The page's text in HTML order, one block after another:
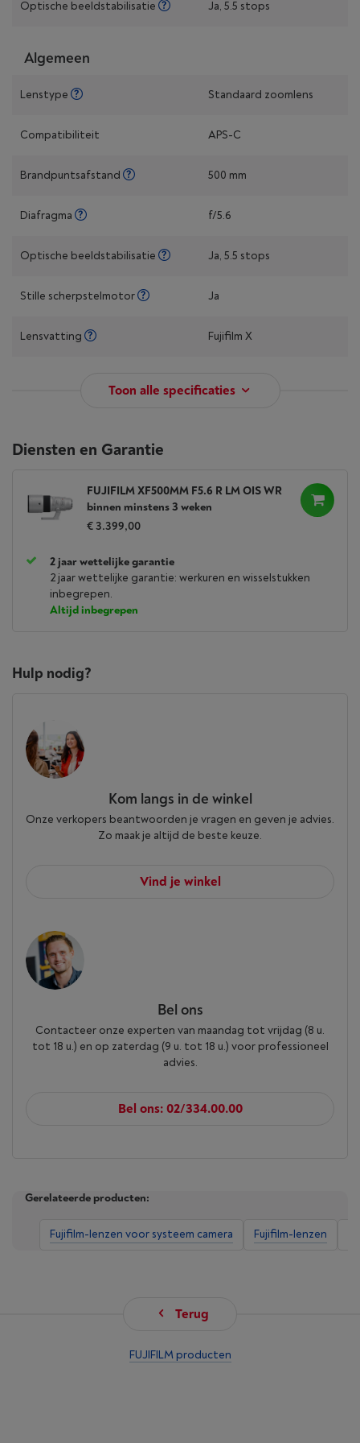
Optische beeldstabilisatie Ja, 5.5 stops
Algemeen
Lenstype Standaard zoomlens
Compatibiliteit APS-C
Brandpuntsafstand 500 mm
Diafragma f/5.6
Optische beeldstabilisatie Ja, 5.5 stops
Stille scherpstelmotor Ja
Lensvatting Fujifilm X
Toon alle specificaties
Diensten en Garantie
FUJIFILM XF500MM F5.6 R LM OIS WR
binnen minstens 3 weken
€ 3.399,00
2 jaar wettelijke garantie
2 jaar wettelijke garantie: werkuren en wisselstukken
inbegrepen.
Altijd inbegrepen
Hulp nodig?
Kom langs in de winkel
Onze verkopers beantwoorden je vragen en geven je advies.
Zo maak je altijd de beste keuze.
Vind je winkel
Bel ons
Contacteer onze experten van maandag tot vrijdag (8 u.
tot 18 u.) en op zaterdag (9 u. tot 18 u.) voor professioneel
advies.
Bel ons: 02/334.00.00
Gerelateerde producten:
Fujifilm-lenzen voor systeem camera Fujifilm-lenzen
Terug
FUJIFILM producten